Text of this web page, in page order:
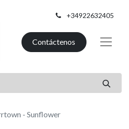
+34922632405
Contáctenos
- Sunflower